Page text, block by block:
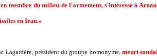
membre du milieu de l'armement, s'intéresse à
en Iran.»
Lagardère, président du groupe homonyme,meurt